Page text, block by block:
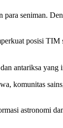
seniman.
posisi TIM
antariksa yang
komunitas
astronomi